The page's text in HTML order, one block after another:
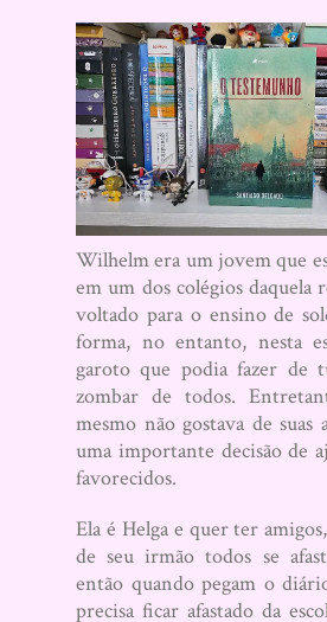
Wilhelm era um jovem que
em um dos colégios daquela
voltado para o ensino de
forma, no entanto, nesta
garoto que podia fazer de
zombar de todos.
mesmo não gostava de
uma importante decisão de
favorecidos.
Ela é Helga e quer ter
de seu irmão todos se
então quando pegam o
precisa ficar afastado da